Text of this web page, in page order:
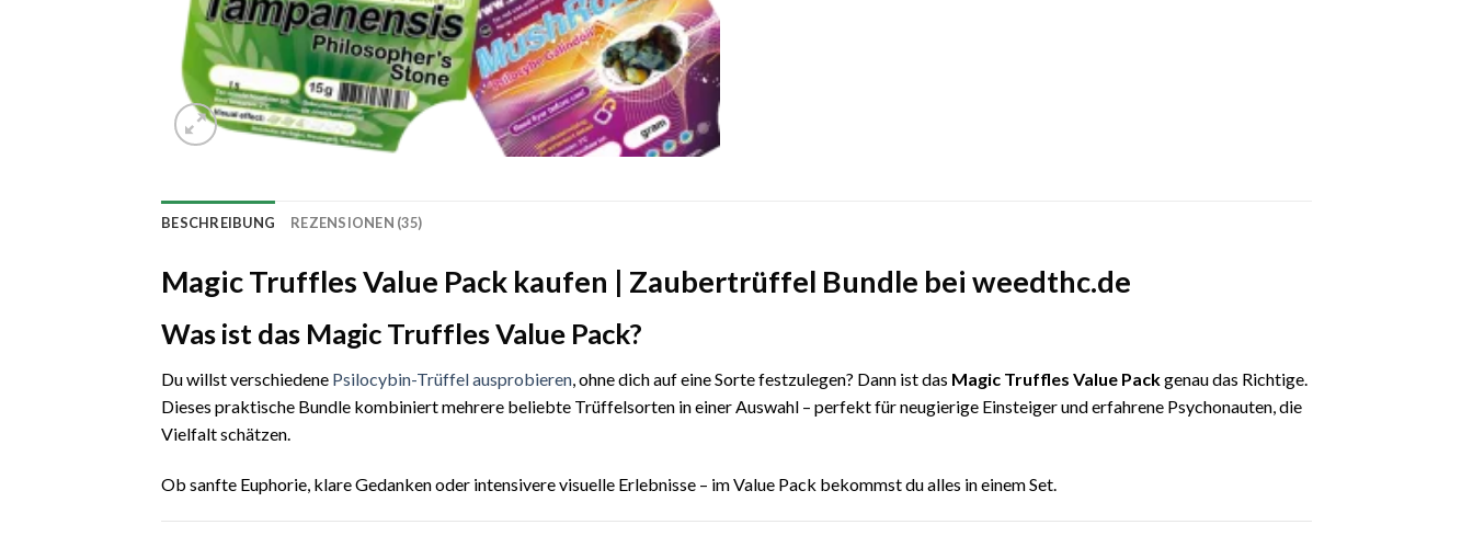
BESCHREIBUNG REZENSIONEN (35)
Magic Truffles Value Pack kaufen | Zaubertrüffel Bundle bei weedthc.de
Was ist das Magic Truffles Value Pack?
Du willst verschiedene Psilocybin-Trüffel ausprobieren, ohne dich auf eine Sorte festzulegen? Dann ist das Magic Truffles Value Packgenau das Richtige.
Dieses praktische Bundle kombiniert mehrere beliebte Trüffelsorten in einer Auswahl – perfekt für neugierige Einsteiger und erfahrene Psychonauten, die
Vielfalt schätzen.
Ob sanfte Euphorie, klare Gedanken oder intensivere visuelle Erlebnisse – im Value Pack bekommst du alles in einem Set.